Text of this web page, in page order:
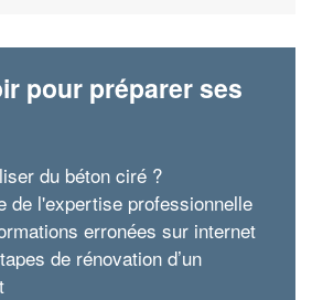
pour préparer ses
du béton ciré ?
de l'expertise professionnelle
erronées sur internet
de rénovation d’un